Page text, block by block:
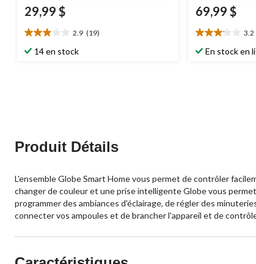
29,99 $
2.9 (19)
2.9
étoile(s)
14 en stock
69,99 $
3.2
3.2
étoile(s)
En stock en
Produit Détails
L'ensemble Globe Smart Home vous permet de contrôler
changer de couleur et une prise intelligente Globe vous
programmer des ambiances d'éclairage, de régler des
connecter vos ampoules et de brancher l'appareil et de